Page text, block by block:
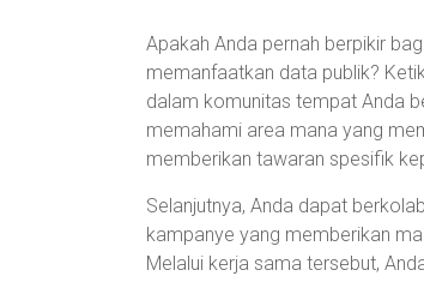
Apakah Anda pernah berpikir
memanfaatkan data publik?
dalam komunitas tempat Anda
memahami area mana yang
memberikan tawaran spesifik
Selanjutnya, Anda dapat
kampanye yang memberikan
Melalui kerja sama tersebut,